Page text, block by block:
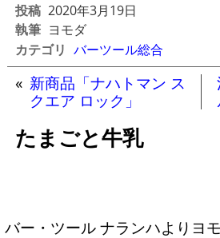
投稿 2020年3月19日
執筆 ヨモダ
カテゴリ バーツール総合
« 新商品「ナハトマン ス
クエア ロック」
たまごと牛乳
バー・ツール ナランハよりヨ